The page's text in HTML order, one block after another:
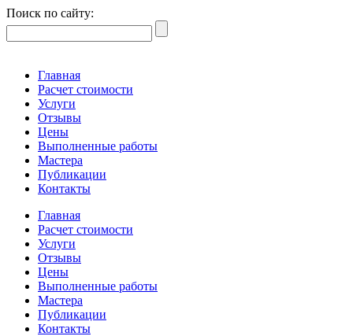
Поиск по сайту:
Главная
Расчет стоимости
Услуги
Отзывы
Цены
Выполненные работы
Мастера
Публикации
Контакты
Главная
Расчет стоимости
Услуги
Отзывы
Цены
Выполненные работы
Мастера
Публикации
Контакты